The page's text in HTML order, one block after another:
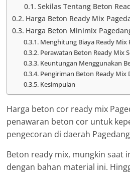
Sekilas Tentang Beton
Harga Beton Ready Mix
Harga Beton Minimix
Menghitung Biaya Ready Mix
Perawatan Beton Ready Mix
Keuntungan Menggunakan
Pengiriman Beton Ready Mix
Kesimpulan
Harga beton cor ready mix
penawaran beton cor untuk
pengecoran di daerah
Beton ready mix, mungkin saat
dengan bahan material ini.